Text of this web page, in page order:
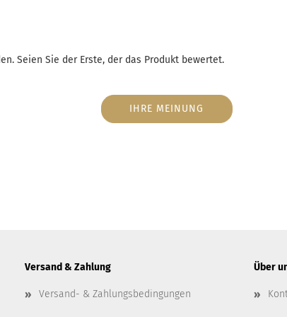
Seien Sie der Erste, der das Produkt bewertet.
IHRE MEINUNG
Versand & Zahlung
Versand- & Zahlungsbedingungen
Über